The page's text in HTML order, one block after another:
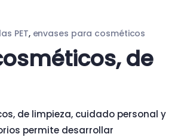
PET, envases para cosméticos
de
de limpieza, cuidado personal y
permite desarrollar